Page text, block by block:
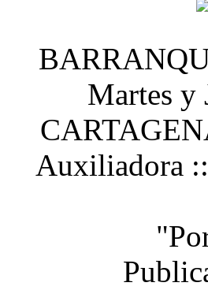
Martes y
Auxiliadora